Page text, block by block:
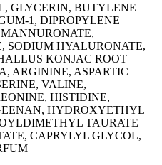
GLYCERIN, BUTYLENE
1, DIPROPYLENE
SODIUM HYALURONATE,
KONJAC ROOT
ARGININE, ASPARTIC
VALINE,
HISTIDINE,
HYDROXYETHYL
TAURATE
CAPRYLYL GLYCOL,